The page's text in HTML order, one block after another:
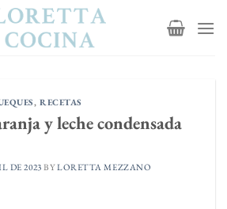
,RECETAS
y leche condensada
DE 2023 BYLORETTA MEZZANO